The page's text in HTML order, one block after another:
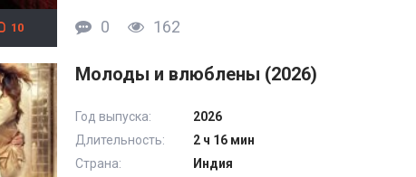
10 0 162
Молоды и влюблены (2026)
Год выпуска:
2026
Длительность:
2 ч 16 мин
Страна:
Индия